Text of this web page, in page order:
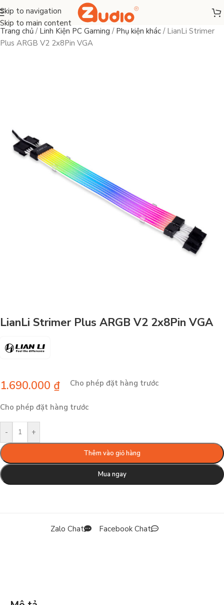
Skip to navigation
Skip to main content
Trang chủ / Linh Kiện PC Gaming / Phụ kiện khác / LianLi Strimer
Plus ARGB V2 2x8Pin VGA
LianLi Strimer Plus ARGB V2 2x8Pin VGA
1.690.000 ₫ Cho phép đặt hàng trước
Cho phép đặt hàng trước
- +
Thêm vào giỏ hàng
Mua ngay
Zalo Chat Facebook Chat